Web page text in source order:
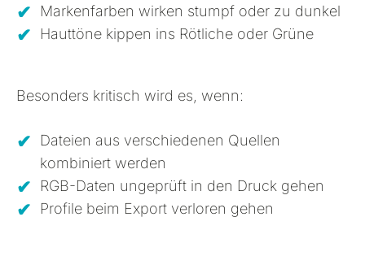
Markenfarben wirken stumpf oder zu dunkel
Hauttöne kippen ins Rötliche oder Grüne
Besonders kritisch wird es, wenn:
Dateien aus verschiedenen Quellen
kombiniert werden
RGB-Daten ungeprüft in den Druck gehen
Profile beim Export verloren gehen